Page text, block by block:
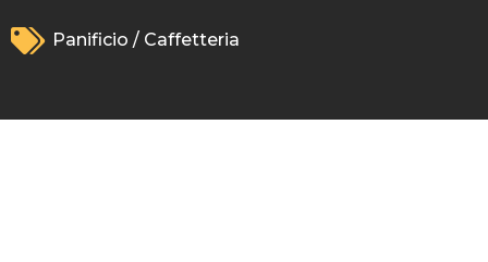
Panificio / Caffetteria